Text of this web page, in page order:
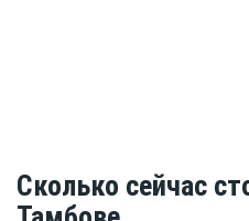
Сколько сейчас